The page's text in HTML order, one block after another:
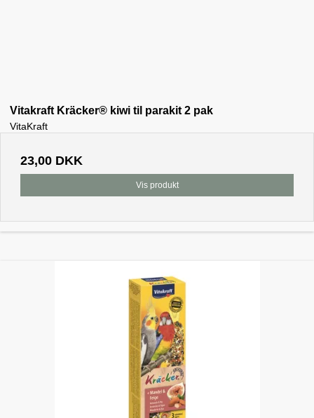
Vitakraft Kräcker® kiwi til parakit 2 pak
VitaKraft
23,00 DKK
Vis produkt